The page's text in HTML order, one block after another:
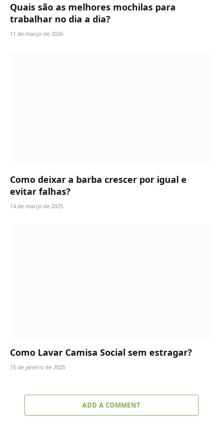
Quais são as melhores mochilas para
trabalhar no dia a dia?
11 de março de 2026
Como deixar a barba crescer por igual e
evitar falhas?
14 de março de 2025
Como Lavar Camisa Social sem estragar?
15 de janeiro de 2025
ADD A COMMENT